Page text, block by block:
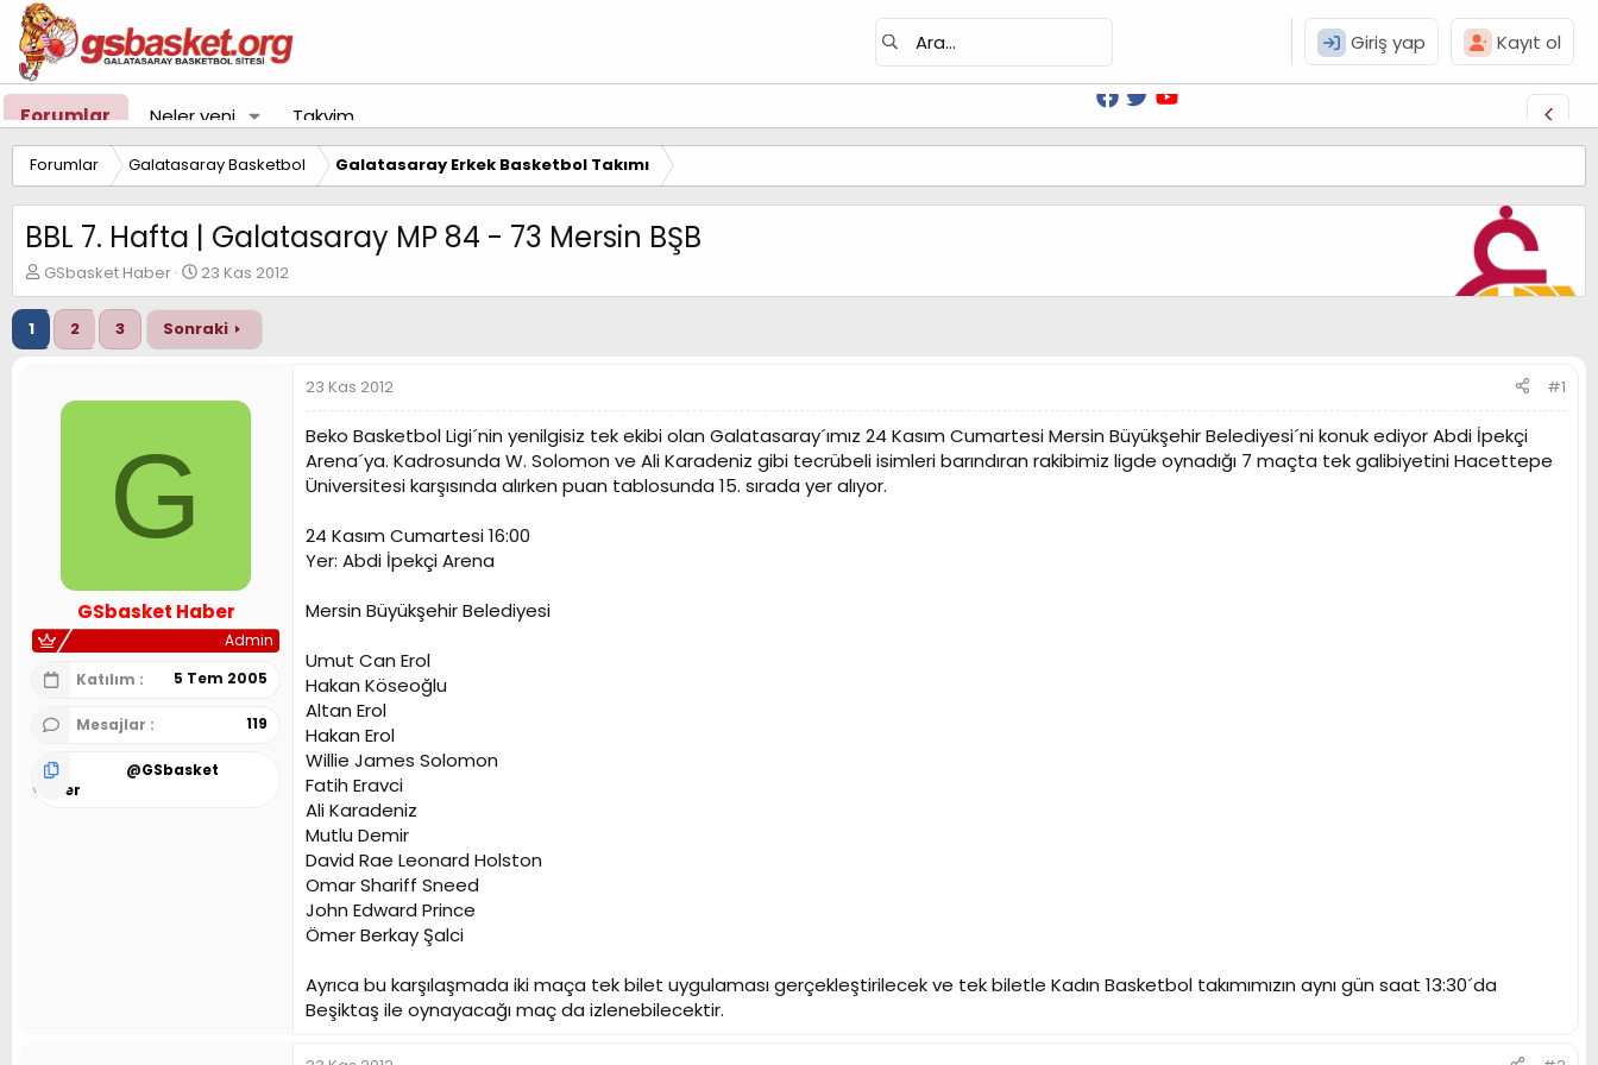
Giriş yap Kayıt ol
Forumlar Neler yeni Takvim
Forumlar Galatasaray Basketbol Galatasaray Erkek Basketbol Takımı
BBL 7. Hafta | Galatasaray MP 84 - 73 Mersin BŞB
K
o
n
u
y
GSbasket Haber
B
a
ş
l
a
g
23 Kas 2012
1 2 3 Sonraki
G
GSbasket Haber
Admin
Katılım
5 Tem 2005
Mesajlar 119
@GSbasket
Haber
23 Kas 2012 #1
Beko Basketbol Ligi´nin yenilgisiz tek ekibi olan Galatasaray´ımız 24 Kasım Cumartesi Mersin Büyükşehir Belediyesi´ni konuk ediyor Abdi İpekçi
Arena´ya. Kadrosunda W. Solomon ve Ali Karadeniz gibi tecrübeli isimleri barındıran rakibimiz ligde oynadığı 7 maçta tek galibiyetini Hacettepe
Üniversitesi karşısında alırken puan tablosunda 15. sırada yer alıyor.
24 Kasım Cumartesi 16:00
Yer: Abdi İpekçi Arena
Mersin Büyükşehir Belediyesi
Umut Can Erol
Hakan Köseoğlu
Altan Erol
Hakan Erol
Willie James Solomon
Fatih Eravci
Ali Karadeniz
Mutlu Demir
David Rae Leonard Holston
Omar Shariff Sneed
John Edward Prince
Ömer Berkay Şalci
Ayrıca bu karşılaşmada iki maça tek bilet uygulaması gerçekleştirilecek ve tek biletle Kadın Basketbol takımımızın aynı gün saat 13:30´da
Beşiktaş ile oynayacağı maç da izlenebilecektir.